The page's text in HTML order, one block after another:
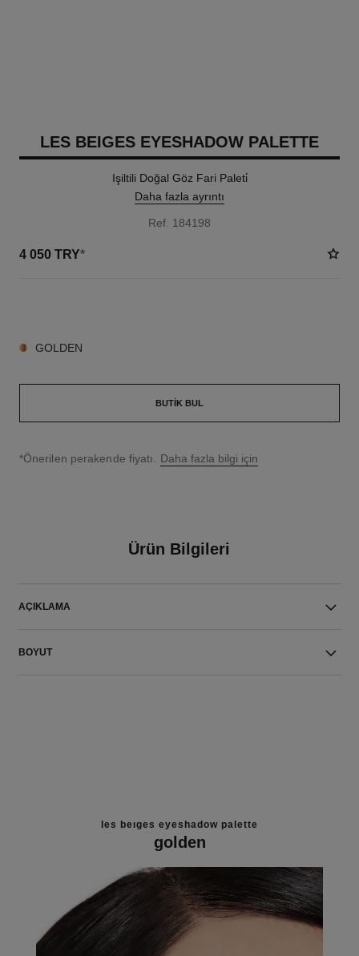
LES BEIGES EYESHADOW PALETTE
Işiltili Doğal Göz Fari Paleti̇
Daha fazla ayrıntı
Ref. 184198
4 050 TRY*
GOLDEN
BUTIK BUL
↩
*Önerilen perakende fiyatı. Daha fazla bilgi için
Ürün Bilgileri
AÇIKLAMA
BOYUT
les beiges eyeshadow palette
golden